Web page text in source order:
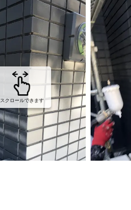
スクロールできます